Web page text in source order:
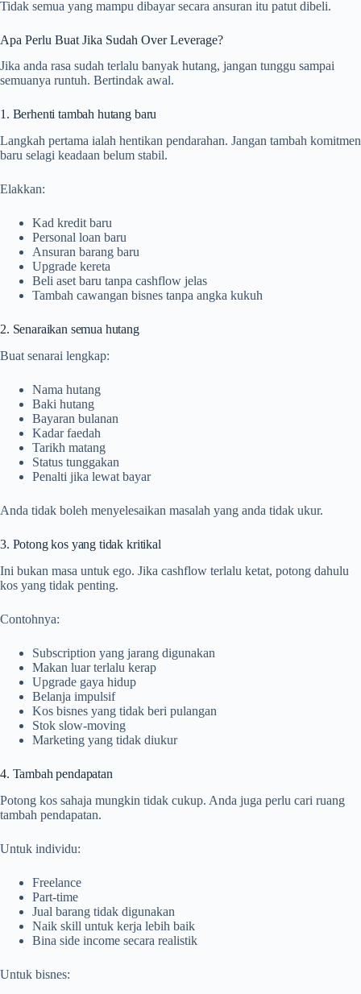
Tidak semua yang mampu dibayar secara ansuran itu patut dibeli.
Apa Perlu Buat Jika Sudah Over Leverage?
Jika anda rasa sudah terlalu banyak hutang, jangan tunggu sampai
semuanya runtuh. Bertindak awal.
1. Berhenti tambah hutang baru
Langkah pertama ialah hentikan pendarahan. Jangan tambah komitmen
baru selagi keadaan belum stabil.
Elakkan:
Kad kredit baru
Personal loan baru
Ansuran barang baru
Upgrade kereta
Beli aset baru tanpa cashflow jelas
Tambah cawangan bisnes tanpa angka kukuh
2. Senaraikan semua hutang
Buat senarai lengkap:
Nama hutang
Baki hutang
Bayaran bulanan
Kadar faedah
Tarikh matang
Status tunggakan
Penalti jika lewat bayar
Anda tidak boleh menyelesaikan masalah yang anda tidak ukur.
3. Potong kos yang tidak kritikal
Ini bukan masa untuk ego. Jika cashflow terlalu ketat, potong dahulu
kos yang tidak penting.
Contohnya:
Subscription yang jarang digunakan
Makan luar terlalu kerap
Upgrade gaya hidup
Belanja impulsif
Kos bisnes yang tidak beri pulangan
Stok slow-moving
Marketing yang tidak diukur
4. Tambah pendapatan
Potong kos sahaja mungkin tidak cukup. Anda juga perlu cari ruang
tambah pendapatan.
Untuk individu:
Freelance
Part-time
Jual barang tidak digunakan
Naik skill untuk kerja lebih baik
Bina side income secara realistik
Untuk bisnes: